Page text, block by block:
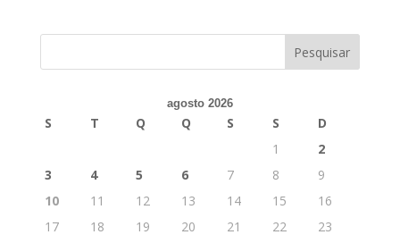
agosto 2026
S T Q Q S S
D
1
2
3
4 5 6 7 8
9
10
11 12 13 14 15
16
17
18 19 20 21 22
23